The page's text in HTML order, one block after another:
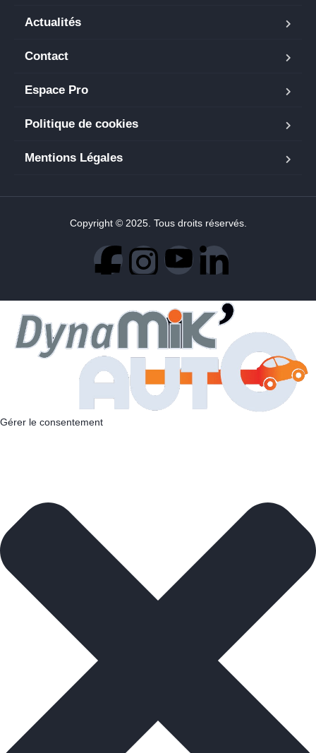
Actualités
Contact
Espace Pro
Politique de cookies
Mentions Légales
Copyright © 2025. Tous droits réservés.
Gérer le consentement